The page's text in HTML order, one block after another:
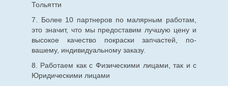
Тольятти
7. Более 10 партнеров по малярным работам,
это значит, что мы предоставим лучшую цену и
высокое качество покраски запчастей, по-
вашему, индивидуальному заказу.
8. Работаем как с Физическими лицами, так и с
Юридическими лицами